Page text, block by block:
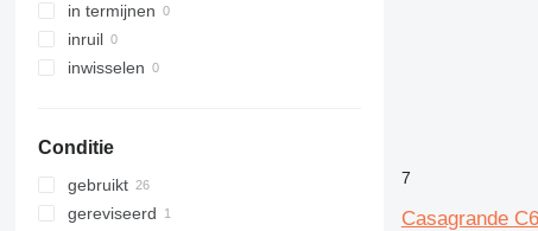
in termijnen
inruil
inwisselen
Conditie
gebruikt
gereviseerd
7
Casagrande